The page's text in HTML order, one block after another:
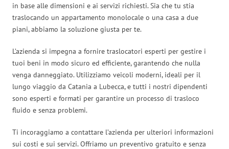
in base alle dimensioni e ai servizi richiesti. Sia che tu stia
traslocando un appartamento monolocale o una casa a due
piani, abbiamo la soluzione giusta per te.
L’azienda si impegna a fornire traslocatori esperti per gestire i
tuoi beni in modo sicuro ed efficiente, garantendo che nulla
venga danneggiato. Utilizziamo veicoli moderni, ideali per il
lungo viaggio da Catania a Lubecca, e tutti i nostri dipendenti
sono esperti e formati per garantire un processo di trasloco
fluido e senza problemi.
Ti incoraggiamo a contattare l’azienda per ulteriori informazioni
sui costi e sui servizi. Offriamo un preventivo gratuito e senza